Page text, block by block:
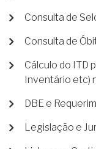
Consulta de
Consulta de
Cálculo do ITD
Inventário etc)
DBE e
Legislação e